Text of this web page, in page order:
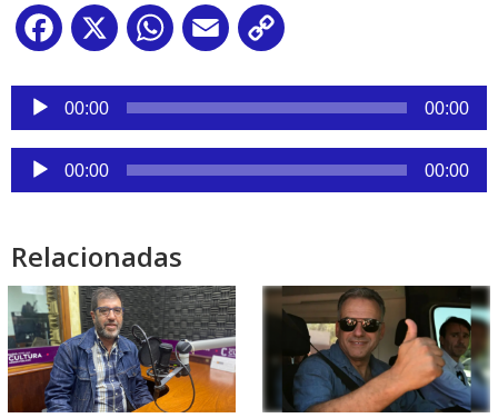
Facebook
X WhatsApp
Email
Reproductor
audio
00:00 00:00
Reproductor
de
00:00 00:00
Relacionadas